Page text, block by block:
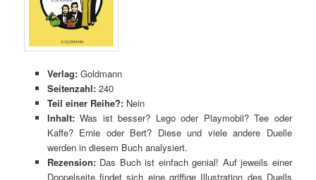
Verlag: Goldmann
Seitenzahl: 240
Teil einer Reihe?: Nein
Inhalt:Was ist besser? Lego oder Playmobil? Tee oder
Kaffe? Ernie oder Bert? Diese und viele andere Duelle
werden in diesem Buch analysiert.
Rezension: Das Buch ist einfach genial! Auf jeweils einer
Doppelseite findet sich eine griffige Illustration des Duells